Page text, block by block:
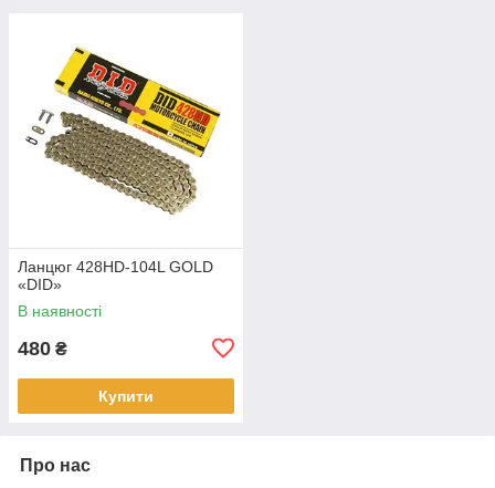
Ланцюг 428HD-104L GOLD
«DID»
В наявності
480 ₴
Купити
Про нас